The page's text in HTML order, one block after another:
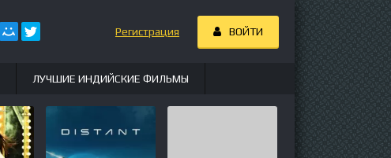
Регистрация ВОЙТИ
ЛУЧШИЕ ИНДИЙСКИЕ ФИЛЬМЫ